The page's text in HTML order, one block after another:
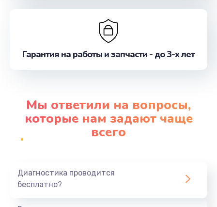
Гарантия на работы и запчасти - до 3-х лет
Мы ответили на вопросы,
которые нам задают чаще
всего
Диагностика проводится
бесплатно?